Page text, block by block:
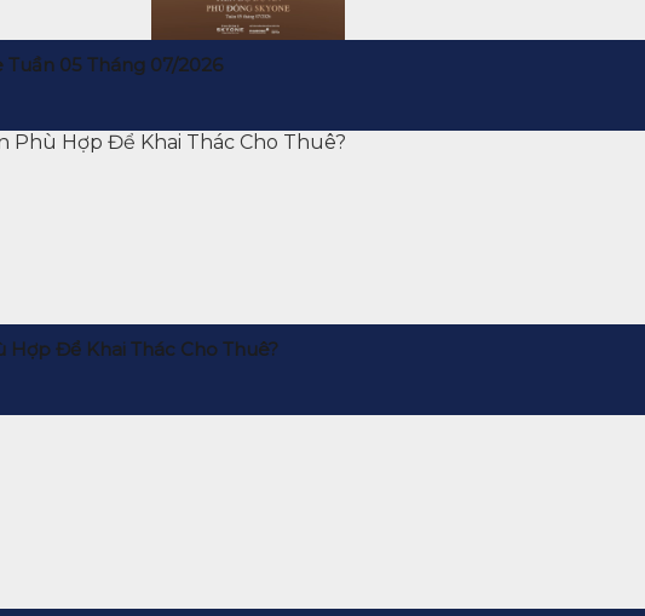
05 Tháng 07/2026
Hợp Để Khai Thác Cho Thuê?